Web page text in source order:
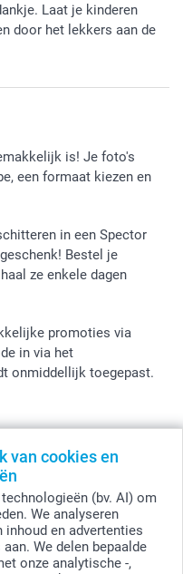
van cookies en
(bv. AI) om
We analyseren
en advertenties
We delen bepaalde
onze analytische -,
Laat je kinderen
door het lekkers aan de
is! Je foto's
een formaat kiezen en
in een Spector
Bestel je
ze enkele dagen
promoties via
in via het
onmiddellijk toegepast.
België
5569 - BIC: GEBABEBB